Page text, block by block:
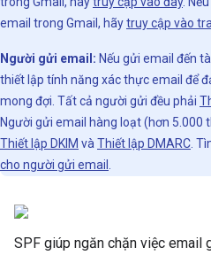
email trong Gmail, hãytruy cập vào
Người gửi email: Nếu gửi email đến
thiết lập tính năng xác thực email để
mong đợi. Tất cả người gửi đều phải
Người gửi email hàng loạt (hơn 5.000
Thiết lập DKIM và Thiết lập DMARC .
cho người gửi email
SPF giúp ngăn chặn việc email